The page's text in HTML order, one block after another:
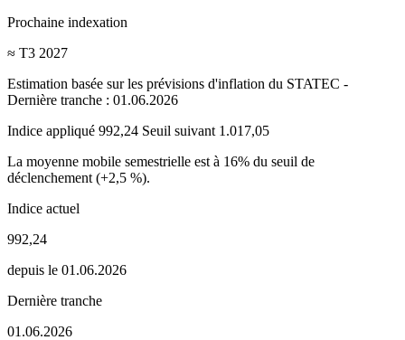
Prochaine indexation
≈ T3 2027
Estimation basée sur les prévisions d'inflation du STATEC -
Dernière tranche : 01.06.2026
Indice appliqué 992,24 Seuil suivant 1.017,05
La moyenne mobile semestrielle est à 16% du seuil de
déclenchement (+2,5 %).
Indice actuel
992,24
depuis le 01.06.2026
Dernière tranche
01.06.2026